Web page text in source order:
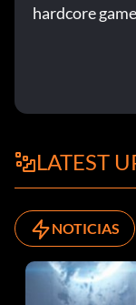
hardcore
LATEST
NOTICIAS